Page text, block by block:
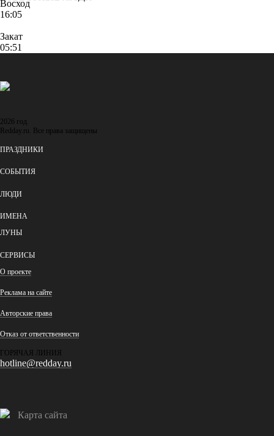
Восход
16:05
Закат
05:51
2026 год.
Redday.ru. Все права защищены
ПРАЗДНИКИ
СОБЫТИЯ
ЛЮДИ
ИМЕНА
ЛУНЫ
СЕРВИСЫ
О проекте
Реклама на сайте
Авторские права
Отказ от ответственности
ГОРЯЧАЯ ЛИНИЯ
hotline@redday.ru
Карта сайта